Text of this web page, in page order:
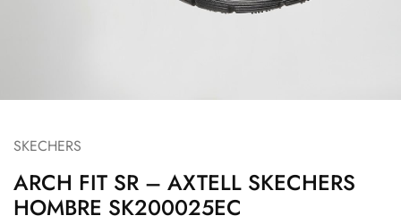
SKECHERS
ARCH FIT SR – AXTELL SKECHERS
HOMBRE SK200025EC